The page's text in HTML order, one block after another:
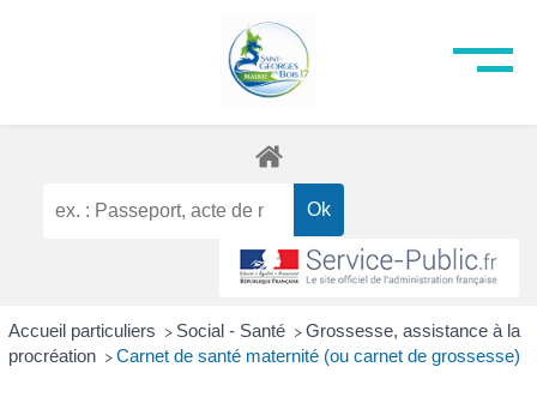
Accueil particuliers > Social - Santé > Grossesse, assistance à la
procréation > Carnet de santé maternité (ou carnet de grossesse)